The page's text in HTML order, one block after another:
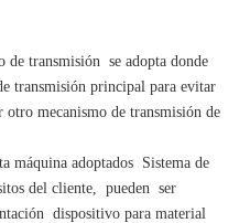
de transmisión se adopta donde
transmisión principal para evitar
mecanismo de transmisión de
máquina adoptados Sistema de
del cliente, pueden ser
dispositivo para material